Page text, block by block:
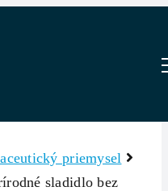
priemysel
sladidlo bez